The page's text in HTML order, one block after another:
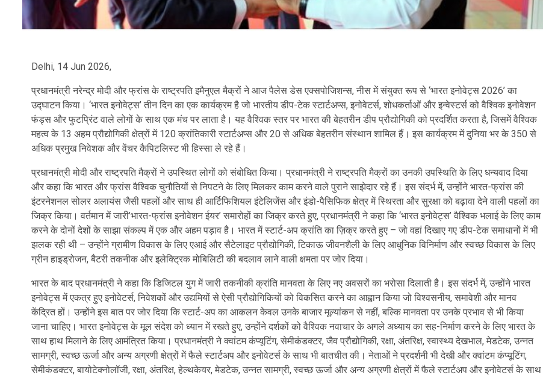
Delhi, 14 Jun 2026,
प्रधानमंत्री नरेन्द्र मोदी और फ्रांस के राष्ट्रपति इमैनुएल मैक्रों ने आज पैलेस डेस एक्सपोजिशन्स, नीस में संयुक्त रूप से ‘भारत इनोवेट्स 2026’ का
उद्घाटन किया। ‘भारत इनोवेट्स’ तीन दिन का एक कार्यक्रम है जो भारतीय डीप-टेक स्टार्टअप्स, इनोवेटर्स, शोधकर्ताओं और इन्वेस्टर्स को वैश्विक इनोवेशन
फंड्स और फुटप्रिंट वाले लोगों के साथ एक मंच पर लाता है। यह वैश्विक स्तर पर भारत की बेहतरीन डीप प्रौद्योगिकी को प्रदर्शित करता है, जिसमें वैश्विक
महत्व के 13 अहम प्रौद्योगिकी क्षेत्रों में 120 क्रांतिकारी स्टार्टअप्स और 20 से अधिक बेहतरीन संस्थान शामिल हैं। इस कार्यक्रम में दुनिया भर के 350 से
अधिक प्रमुख निवेशक और वेंचर कैपिटलिस्ट भी हिस्सा ले रहे हैं।
प्रधानमंत्री मोदी और राष्ट्रपति मैक्रों ने उपस्थित लोगों को संबोधित किया। प्रधानमंत्री ने राष्ट्रपति मैक्रों का उनकी उपस्थिति के लिए धन्यवाद दिया
और कहा कि भारत और फ्रांस वैश्विक चुनौतियों से निपटने के लिए मिलकर काम करने वाले पुराने साझेदार रहे हैं। इस संदर्भ में, उन्होंने भारत-फ्रांस की
इंटरनेशनल सोलर अलायंस जैसी पहलों और साथ ही आर्टिफिशियल इंटेलिजेंस और इंडो-पैसिफिक क्षेत्र में स्थिरता और सुरक्षा को बढ़ावा देने वाली पहलों का
जिक्र किया। वर्तमान में जारी’भारत-फ्रांस इनोवेशन ईयर’ समारोहों का जिक्र करते हुए, प्रधानमंत्री ने कहा कि ‘भारत इनोवेट्स’ वैश्विक भलाई के लिए काम
करने के दोनों देशों के साझा संकल्प में एक और अहम पड़ाव है। भारत में स्टार्ट-अप क्रांति का ज़िक्र करते हुए – जो वहां दिखाए गए डीप-टेक समाधानों में भी
झलक रही थी – उन्होंने ग्रामीण विकास के लिए एआई और सैटेलाइट प्रौद्योगिकी, टिकाऊ जीवनशैली के लिए आधुनिक विनिर्माण और स्वच्छ विकास के लिए
ग्रीन हाइड्रोजन, बैटरी तकनीक और इलेक्ट्रिक मोबिलिटी की बदलाव लाने वाली क्षमता पर जोर दिया।
भारत के बाद प्रधानमंत्री ने कहा कि डिजिटल युग में जारी तकनीकी क्रांति मानवता के लिए नए अवसरों का भरोसा दिलाती है। इस संदर्भ में, उन्होंने भारत
इनोवेट्स में एकत्र हुए इनोवेटर्स, निवेशकों और उद्यमियों से ऐसी प्रौद्योगिकियों को विकसित करने का आह्वान किया जो विश्वसनीय, समावेशी और मानव
केंद्रित हों। उन्होंने इस बात पर जोर दिया कि स्टार्ट-अप का आकलन केवल उनके बाजार मूल्यांकन से नहीं, बल्कि मानवता पर उनके प्रभाव से भी किया
जाना चाहिए। भारत इनोवेट्स के मूल संदेश को ध्यान में रखते हुए, उन्होंने दर्शकों को वैश्विक नवाचार के अगले अध्याय का सह-निर्माण करने के लिए भारत के
साथ हाथ मिलाने के लिए आमंत्रित किया। प्रधानमंत्री ने क्वांटम कंप्यूटिंग, सेमीकंडक्टर, जैव प्रौद्योगिकी, रक्षा, अंतरिक्ष, स्वास्थ्य देखभाल, मेडटेक, उन्नत
सामग्री, स्वच्छ ऊर्जा और अन्य अग्रणी क्षेत्रों में फैले स्टार्टअप और इनोवेटर्स के साथ भी बातचीत की। नेताओं ने प्रदर्शनी भी देखी और क्वांटम कंप्यूटिंग,
सेमीकंडक्टर, बायोटेक्नोलॉजी, रक्षा, अंतरिक्ष, हेल्थकेयर, मेडटेक, उन्नत सामग्री, स्वच्छ ऊर्जा और अन्य अग्रणी क्षेत्रों में फैले स्टार्टअप और इनोवेटर्स के साथ